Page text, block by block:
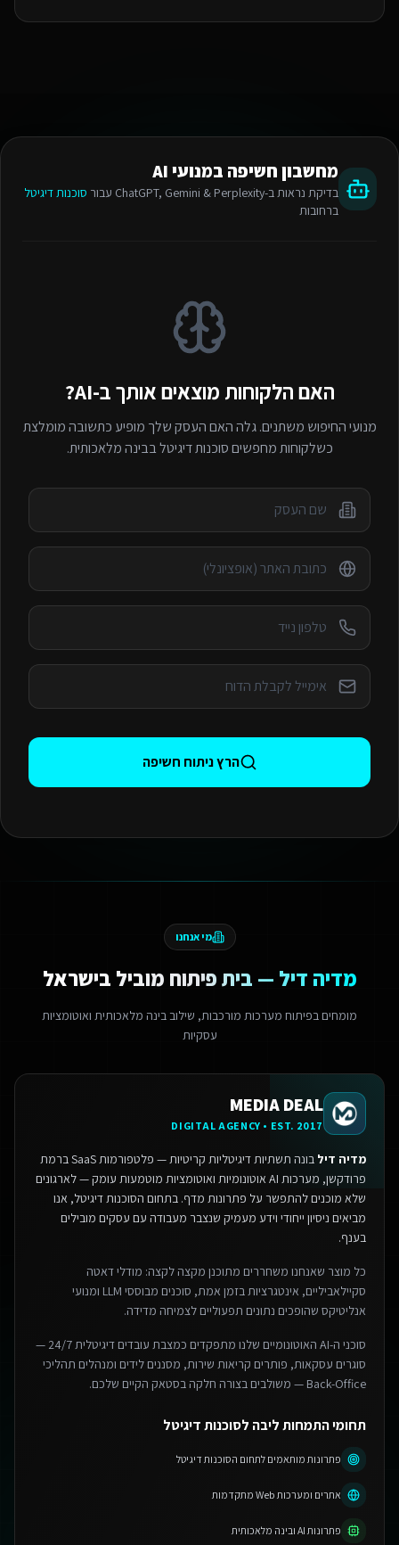
מחשבון חשיפה במנועי AI
בדיקת נראות ב-ChatGPT, Gemini & Perplexity עבור
סוכנות דיגיטל
ברחובות
האם הלקוחות מוצאים אותך ב-AI?
מנועי החיפוש משתנים. גלה האם העסק שלך מופיע כתשובה מומלצת
כשלקוחות מחפשיםסוכנות דיגיטלבבינה מלאכותית.
הרץ ניתוח חשיפה
מי אנחנו
מדיה דיל — בית פיתוח מוביל בישראל
מומחים בפיתוח מערכות מורכבות, שילוב בינה מלאכותית ואוטומציות
עסקיות
MEDIA DEAL
DIGITAL AGENCY • EST. 2017
מדיה דיל
בונה תשתיות דיגיטליות קריטיות — פלטפורמות SaaS ברמת
פרודקשן, מערכות AI אוטונומיות ואוטומציות מוטמעות עומק — לארגונים
שלא מוכנים להתפשר על פתרונות מדף. בתחום הסוכנות דיגיטל, אנו
מביאים ניסיון ייחודי וידע מעמיק שנצבר מעבודה עם עסקים מובילים
בענף.
כל מוצר שאנחנו משחררים מתוכנן מקצה לקצה: מודלי דאטה
סקיילאביליים, אינטגרציות בזמן אמת, סוכנים מבוססי LLM ומנועי
אנליטיקס שהופכים נתונים תפעוליים לצמיחה מדידה.
סוכני ה-AI האוטונומיים שלנו מתפקדים כמצבת עובדים דיגיטלית 24/7 —
סוגרים עסקאות, פותרים קריאות שירות, מסננים לידים ומנהלים תהליכי
Back-Office — משולבים בצורה חלקה בסטאק הקיים שלכם.
תחומי התמחות ליבה לסוכנות דיגיטל
פתרונות מותאמים לתחום הסוכנות דיגיטל
אתרים ומערכות Web מתקדמות
פתרונות AI ובינה מלאכותית